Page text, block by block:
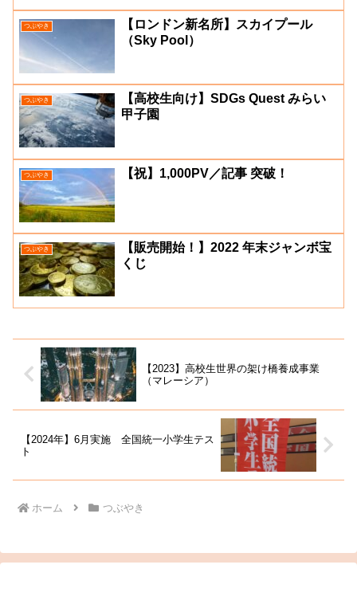
つぶやき
【ロンドン新名所】スカイプール
（Sky Pool）
つぶやき
【高校生向け】SDGs Quest みらい
甲子園
つぶやき 【祝】1,000PV／記事 突破！
つぶやき
【販売開始！】2022 年末ジャンボ宝
くじ
【2023】高校生世界の架け橋養成事業
（マレーシア）
【2024年】6月実施 全国統一小学生テス
ト
ホーム つぶやき